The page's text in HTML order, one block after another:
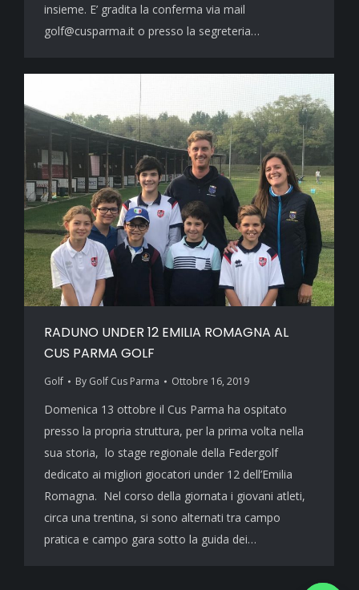
insieme. E’ gradita la conferma via mail
golf@cusparma.it o presso la segreteria…
RADUNO UNDER 12 EMILIA ROMAGNA AL
CUS PARMA GOLF
Golf By Golf Cus Parma Ottobre 16, 2019
Domenica 13 ottobre il Cus Parma ha ospitato
presso la propria struttura, per la prima volta nella
sua storia, lo stage regionale della Federgolf
dedicato ai migliori giocatori under 12 dell’Emilia
Romagna. Nel corso della giornata i giovani atleti,
circa una trentina, si sono alternati tra campo
pratica e campo gara sotto la guida dei…